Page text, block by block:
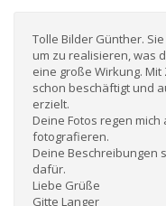
Tolle Bilder Günther.
um zu realisieren, was
eine große Wirkung.
schon beschäftigt und
erzielt.
Deine Fotos regen
fotografieren.
Deine Beschreibungen
dafür.
Liebe Grüße
Gitte Langer